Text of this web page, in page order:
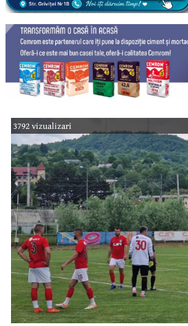
3792 vizualizari